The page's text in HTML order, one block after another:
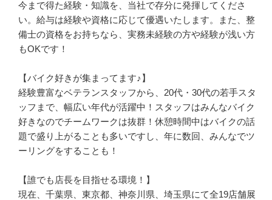
今まで得た経験・知識を、当社で存分に発揮してくださ
い。給与は経験や資格に応じて優遇いたします。また、整
備士の資格をお持ちなら、実務未経験の方や経験が浅い方
もOKです！
【バイク好きが集まってます♪】
経験豊富なベテランスタッフから、20代・30代の若手スタ
ッフまで、幅広い年代が活躍中！スタッフはみんなバイク
好きなのでチームワークは抜群！休憩時間中はバイクの話
題で盛り上がることも多いですし、年に数回、みんなでツ
ーリングをすることも！
【誰でも店長を目指せる環境！】
現在、千葉県、東京都、神奈川県、埼玉県にて全19店舗展